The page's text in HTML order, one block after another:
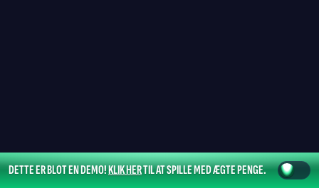
DETTE ER BLOT EN DEMO!KLIK HERTIL AT SPILLE MED ÆGTE PENGE.